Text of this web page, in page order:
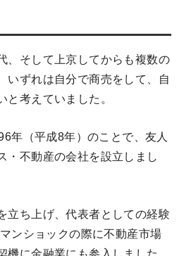
、そして上京してからも複数の
いずれは自分で商売をして、自
と考えていました。
年（平成8年）のことで、友人
・不動産の会社を設立しまし
立ち上げ、代表者としての経験
ンショックの際に不動産市場
機に金融業にも参入しました。